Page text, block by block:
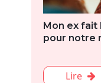
Mon ex fait
pour notre
Lire